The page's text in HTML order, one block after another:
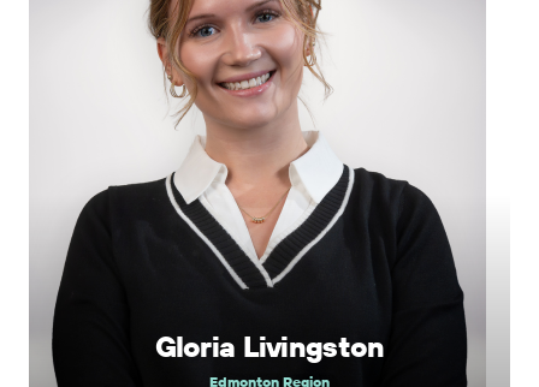
Gloria Livingston
Edmonton Region